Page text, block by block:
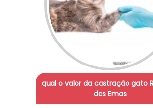
qual o valor da castração gato
das Emas